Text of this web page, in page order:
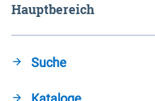
Hauptbereich
Suche